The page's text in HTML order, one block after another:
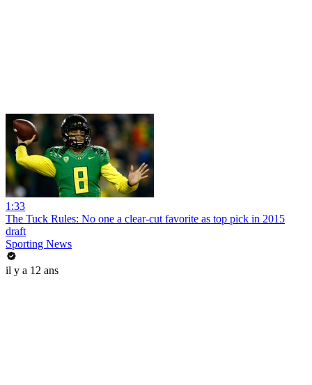
1:33
The Tuck Rules: No one a clear-cut favorite as top pick in 2015
draft
Sporting News
il y a 12 ans